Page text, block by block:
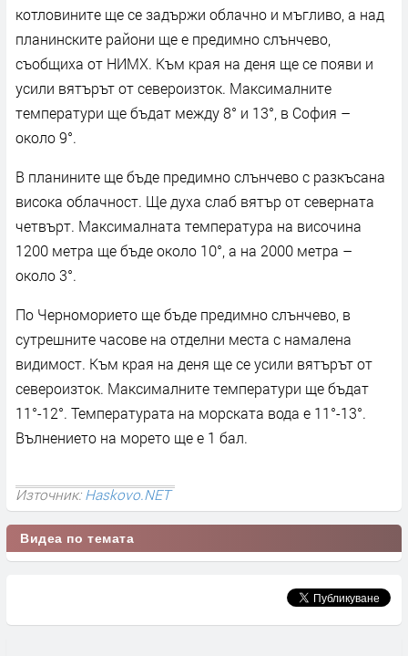
котловините ще се задържи облачно и мъгливо, а над
планинските райони ще е предимно слънчево,
съобщиха от НИМХ. Към края на деня ще се появи и
усили вятърът от североизток. Максималните
температури ще бъдат между 8° и 13°, в София –
около 9°.
В планините ще бъде предимно слънчево с разкъсана
висока облачност. Ще духа слаб вятър от северната
четвърт. Максималната температура на височина
1200 метра ще бъде около 10°, а на 2000 метра –
около 3°.
По Черноморието ще бъде предимно слънчево, в
сутрешните часове на отделни места с намалена
видимост. Към края на деня ще се усили вятърът от
североизток. Максималните температури ще бъдат
11°-12°. Температурата на морската вода е 11°-13°.
Вълнението на морето ще е 1 бал.
Източник:Haskovo.NET
Видеа по темата